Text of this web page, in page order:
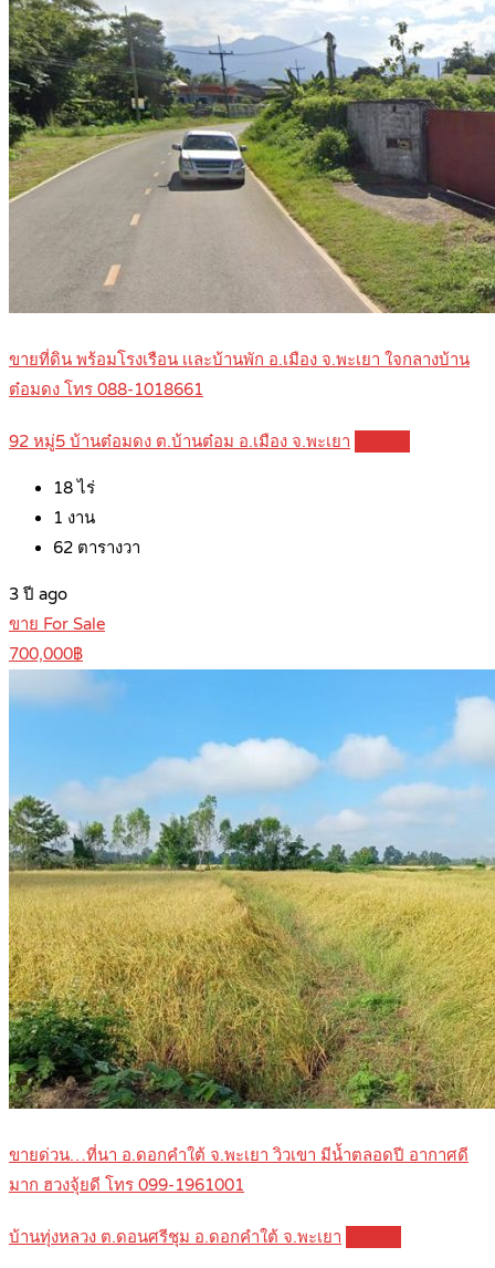
ขายที่ดิน พร้อมโรงเรือน เเละบ้านพัก อ.เมือง จ.พะเยา ใจกลางบ้าน
ต๋อมดง โทร 088-1018661
92 หมู่5 บ้านต๋อมดง ต.บ้านต๋อม อ.เมือง จ.พะเยา
18 ไร่
1 งาน
62 ตารางวา
3 ปี ago
ขาย For Sale
700,000฿
ขายด่วน…ที่นา อ.ดอกคำใต้ จ.พะเยา วิวเขา มีน้ำตลอดปี อากาศดี
มาก ฮวงจุ้ยดี โทร 099-1961001
บ้านทุ่งหลวง ต.ดอนศรีชุม อ.ดอกคำใต้ จ.พะเยา